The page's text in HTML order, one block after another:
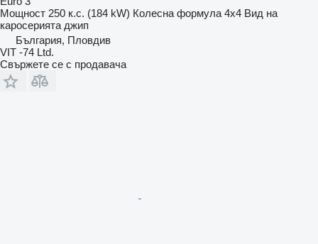
Мощност 250 к.с. (184 kW) Колесна формула 4x4 Вид на
каросерията джип
България, Пловдив
VIT -74 Ltd.
Свържете се с продавача